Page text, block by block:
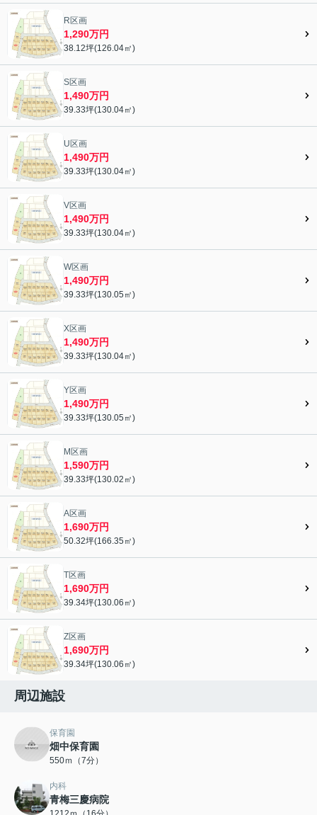
R区画
1,290万円
38.12坪(126.04㎡)
S区画
1,490万円
39.33坪(130.04㎡)
U区画
1,490万円
39.33坪(130.04㎡)
V区画
1,490万円
39.33坪(130.04㎡)
W区画
1,490万円
39.33坪(130.05㎡)
X区画
1,490万円
39.33坪(130.04㎡)
Y区画
1,490万円
39.33坪(130.05㎡)
M区画
1,590万円
39.33坪(130.02㎡)
A区画
1,690万円
50.32坪(166.35㎡)
T区画
1,690万円
39.34坪(130.06㎡)
Z区画
1,690万円
39.34坪(130.06㎡)
周辺施設
保育園
畑中保育園
550ｍ（7分）
内科
青梅三慶病院